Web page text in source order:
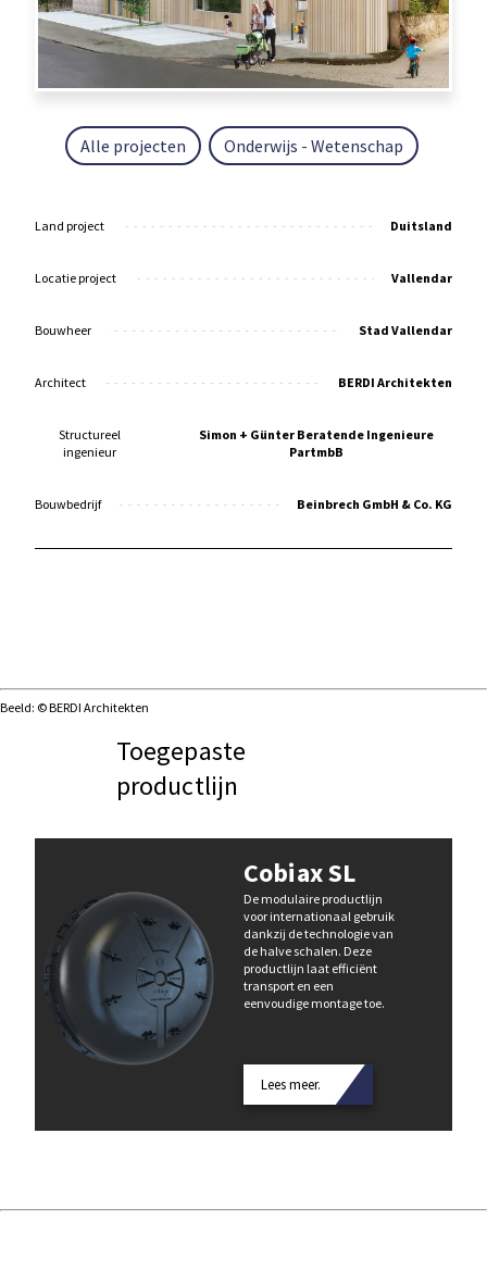
Alle projecten Onderwijs - Wetenschap
Land project Duitsland
Locatie project Vallendar
Bouwheer Stad Vallendar
Architect BERDI Architekten
Structureel
ingenieur
Simon + Günter Beratende Ingenieure
PartmbB
Bouwbedrijf Beinbrech GmbH & Co. KG
Beeld: © BERDI Architekten
Toegepaste
productlijn
Cobiax SL
De modulaire productlijn
voor internationaal gebruik
dankzij de technologie van
de halve schalen. Deze
productlijn laat efficiënt
transport en een
eenvoudige montage toe.
Lees meer.